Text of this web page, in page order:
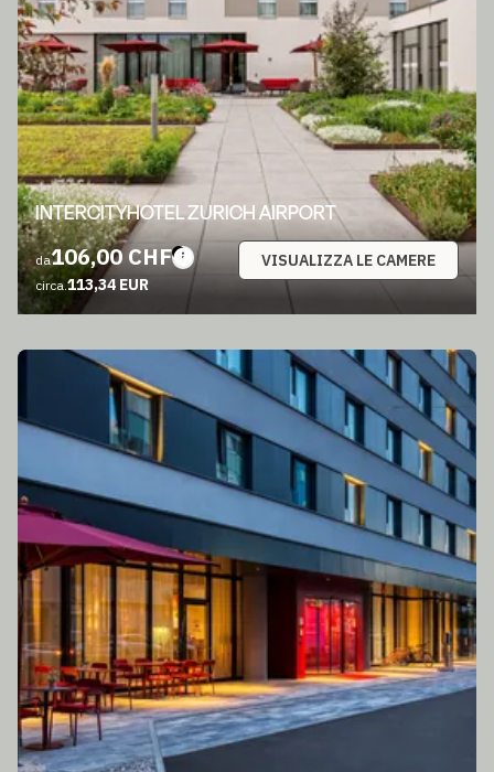
INTERCITYHOTEL ZURICH AIRPORT
da106,00 CHF
circa.113,34 EUR
VISUALIZZA LE CAMERE